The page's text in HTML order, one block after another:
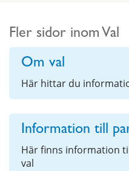
Fler sidor inom Val
Om val
Här hittar du
Information till
Här finns information
val